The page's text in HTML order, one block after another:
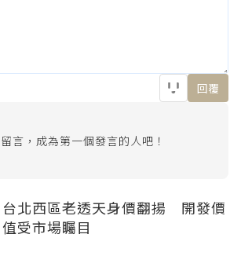
回覆
言，成為第一個發言的人吧！
台北西區老透天身價翻揚 開發價
值受市場矚目